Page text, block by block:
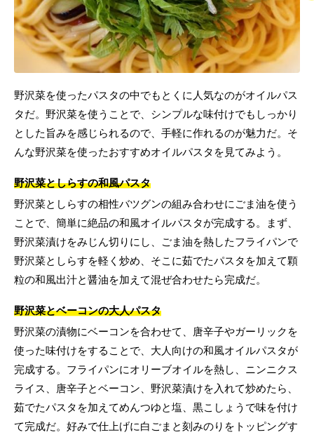
野沢菜を使ったパスタの中でもとくに人気なのがオイルパス
タだ。野沢菜を使うことで、シンプルな味付けでもしっかり
とした旨みを感じられるので、手軽に作れるのが魅力だ。そ
んな野沢菜を使ったおすすめオイルパスタを見てみよう。
野沢菜としらすの和風パスタ
野沢菜としらすの相性バツグンの組み合わせにごま油を使う
ことで、簡単に絶品の和風オイルパスタが完成する。まず、
野沢菜漬けをみじん切りにし、ごま油を熱したフライパンで
野沢菜としらすを軽く炒め、そこに茹でたパスタを加えて顆
粒の和風出汁と醤油を加えて混ぜ合わせたら完成だ。
野沢菜とベーコンの大人パスタ
野沢菜の漬物にベーコンを合わせて、唐辛子やガーリックを
使った味付けをすることで、大人向けの和風オイルパスタが
完成する。フライパンにオリーブオイルを熱し、ニンニクス
ライス、唐辛子とベーコン、野沢菜漬けを入れて炒めたら、
茹でたパスタを加えてめんつゆと塩、黒こしょうで味を付け
て完成だ。好みで仕上げに白ごまと刻みのりをトッピングす